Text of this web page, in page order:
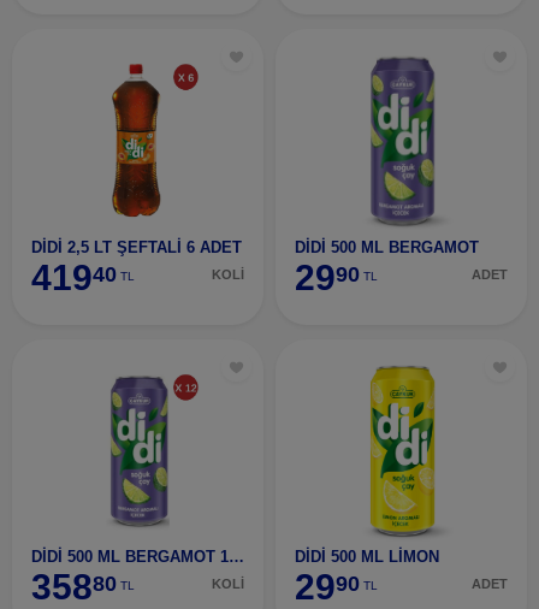
DİDİ 2,5 LT ŞEFTALİ 6 ADET
41940 TL KOLİ
DİDİ 500 ML BERGAMOT
2990 TL ADET
DİDİ 500 ML BERGAMOT 12 ADET
35880 TL KOLİ
DİDİ 500 ML LİMON
2990 TL ADET